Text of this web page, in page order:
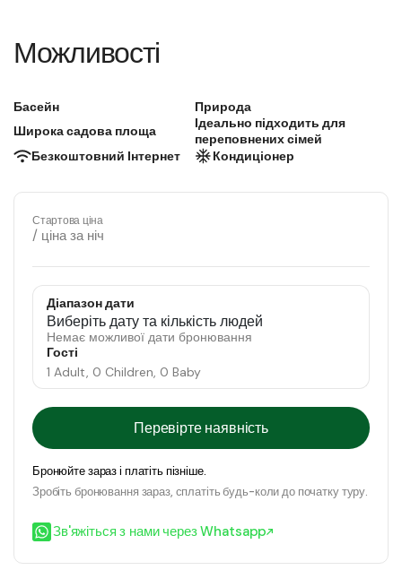
Можливості
Басейн
Природа
Широка садова площа
Ідеально підходить для
переповнених сімей
Безкоштовний Інтернет
Кондиціонер
Стартова ціна
/ ціна за ніч
Діапазон дати
Виберіть дату та кількість людей
Немає можливої ​​дати бронювання
Гості
1 Adult, 0 Children, 0 Baby
Перевірте наявність
Бронюйте зараз і платіть пізніше.
Зробіть бронювання зараз, сплатіть будь-коли до початку туру.
Зв'яжіться з нами через Whatsapp